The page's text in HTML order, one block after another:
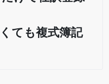
ても複式簿記